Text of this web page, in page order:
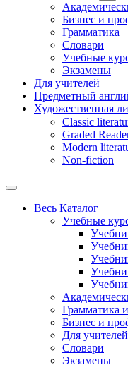
Бизнес и
Грамматика
Словари
Учебные
Экзамены
Для учителей
Предметный
Художественная
Classic
Graded
Modern
Non-fiction
Весь Каталог
Учебные
Грамматика
Бизнес и
Для учителей
Словари
Экзамены